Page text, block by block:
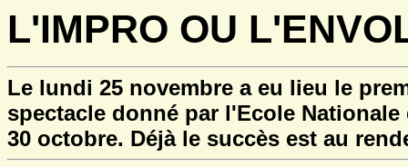
L'IMPRO OU
Le lundi 25 novembre a eu lieu le
spectacle donné par l'Ecole
30 octobre. Déjà le succès est au